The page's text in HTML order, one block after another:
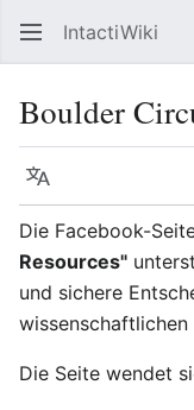
IntactiWiki
Boulder
Sprache
Die Facebook-
Resources"
und sichere
wissenschaftlichen
Die Seite wendet